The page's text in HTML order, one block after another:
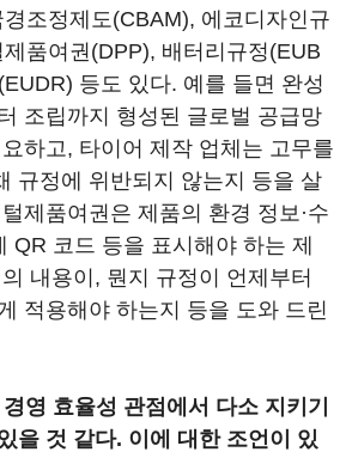
조정제도(CBAM), 에코디자인규
품여권(DPP), 배터리규정(EUB
등도 있다. 예를 들면 완성
조립까지 형성된 글로벌 공급망
하고, 타이어 제작 업체는 고무를
규정에 위반되지 않는지 등을 살
제품여권은 제품의 환경 정보·수
QR 코드 등을 표시해야 하는 제
내용이, 뭔지 규정이 언제부터
적용해야 하는지 등을 도와 드린
영 효율성 관점에서 다소 지키기
을 것 같다. 이에 대한 조언이 있